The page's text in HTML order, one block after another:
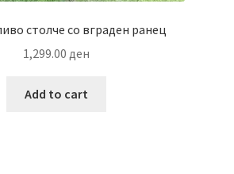
столче со вграден ранец
1,299.00 ден
Add to cart